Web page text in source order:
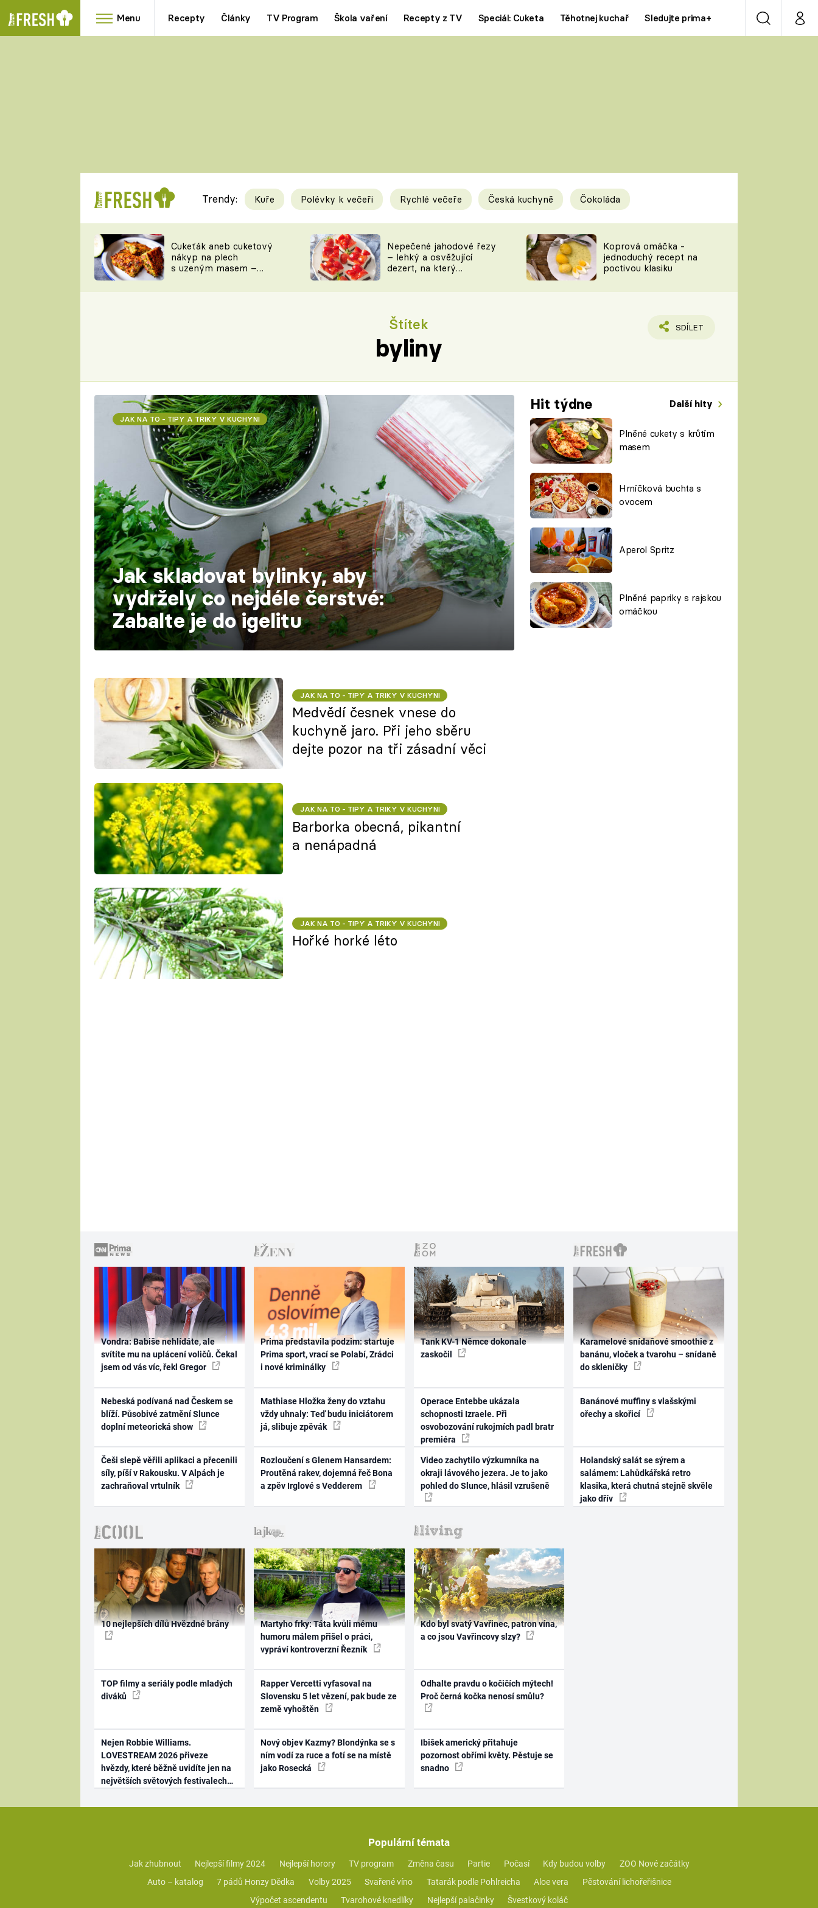
Menu Recepty Články TV Program Škola vaření Recepty z TV Speciál: Cuketa Těhotnej kuchař Sledujte prima+ VyhledáváníMůj
RYCHLOVKY
Videorecepty
TEĎ VAŘÍ ŠÉF!
Tipy a triky
KAM ZA JÍDLEM
NA NÁKUPECH
Novinky
ŠÉFREDAKTORKY
Prima LAJK
Sledujte nás
Trendy: Kuře Polévky k večeři Rychlé večeře Česká kuchyně Čokoláda
Cukeťák aneb cuketový
nákyp na plech
s uzeným masem –
Nepečené jahodové řezy
– lehký a osvěžující
dezert, na který
Koprová omáčka -
jednoduchý recept na
poctivou klasiku
Štítek
byliny
SDÍLET
Hit týdne Další hity
Plněné cukety s krůtím
masem
Hrníčková buchta s
ovocem
Aperol Spritz
Plněné papriky s rajskou
omáčkou
JAK NA TO - TIPY A TRIKY V KUCHYNI
Jak skladovat bylinky, aby
vydržely co nejdéle čerstvé:
Zabalte je do igelitu
JAK NA TO - TIPY A TRIKY V KUCHYNI
Medvědí česnek vnese do
kuchyně jaro. Při jeho sběru
dejte pozor na tři zásadní věci
JAK NA TO - TIPY A TRIKY V KUCHYNI
Barborka obecná, pikantní
a nenápadná
JAK NA TO - TIPY A TRIKY V KUCHYNI
Hořké horké léto
Vondra: Babiše nehlídáte, ale
svítíte mu na uplácení voličů. Čekal
jsem od vás víc, řekl Gregor
Nebeská podívaná nad Českem se
blíží. Působivé zatmění Slunce
doplní meteorická show
Češi slepě věřili aplikaci a přecenili
síly, píší v Rakousku. V Alpách je
zachraňoval vrtulník
Prima představila podzim: startuje
Prima sport, vrací se Polabí, Zrádci
i nové kriminálky
Mathiase Hložka ženy do vztahu
vždy uhnaly: Teď budu iniciátorem
já, slibuje zpěvák
Rozloučení s Glenem Hansardem:
Proutěná rakev, dojemná řeč Bona
a zpěv Irglové s Vedderem
Tank KV-1 Němce dokonale
zaskočil
Operace Entebbe ukázala
schopnosti Izraele. Při
osvobozování rukojmích padl bratr
premiéra
Video zachytilo výzkumníka na
okraji lávového jezera. Je to jako
pohled do Slunce, hlásil vzrušeně
Karamelové snídaňové smoothie z
banánu, vloček a tvarohu – snídaně
do skleničky
Banánové muffiny s vlašskými
ořechy a skořicí
Holandský salát se sýrem a
salámem: Lahůdkářská retro
klasika, která chutná stejně skvěle
jako dřív
10 nejlepších dílů Hvězdné brány
TOP filmy a seriály podle mladých
diváků
Nejen Robbie Williams.
LOVESTREAM 2026 přiveze
hvězdy, které běžně uvidíte jen na
největších světových festivalech
Martyho frky: Táta kvůli mému
humoru málem přišel o práci,
vypráví kontroverzní Řezník
Rapper Vercetti vyfasoval na
Slovensku 5 let vězení, pak bude ze
země vyhoštěn
Nový objev Kazmy? Blondýnka se s
ním vodí za ruce a fotí se na místě
jako Rosecká
Kdo byl svatý Vavřinec, patron vína,
a co jsou Vavřincovy slzy?
Odhalte pravdu o kočičích mýtech!
Proč černá kočka nenosí smůlu?
Ibišek americký přitahuje
pozornost obřími květy. Pěstuje se
snadno
Populární témata
Jak zhubnout Nejlepší filmy 2024 Nejlepší horory TV program Změna času Partie Počasí Kdy budou volby
ZOO Nové začátky
Auto – katalog
7 pádů Honzy Dědka Volby 2025 Svařené víno Tatarák podle Pohlreicha Aloe vera
Pěstování lichořeřišnice
Výpočet ascendentu
Tvarohové knedlíky Nejlepší palačinky Švestkový koláč